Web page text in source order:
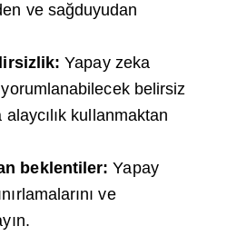
ve sağduyudan
Yapay zeka
yorumlanabilecek belirsiz
kullanmaktan
beklentiler: Yapay
ve